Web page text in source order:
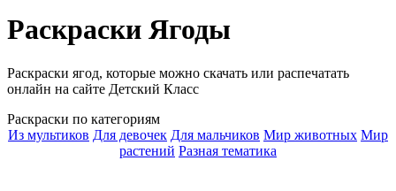
Раскраски Ягоды
Раскраски ягод, которые можно скачать или распечатать
онлайн на сайте Детский Класс
Раскраски по категориям
Из мультиков Для девочек Для мальчиков Мир животных Мир
растений Разная тематика